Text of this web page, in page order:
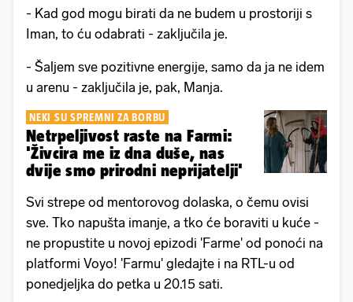
- Kad god mogu birati da ne budem u prostoriji s
Iman, to ću odabrati - zaključila je.
- Šaljem sve pozitivne energije, samo da ja ne idem
u arenu - zaključila je, pak, Manja.
NEKI SU SPREMNI ZA BORBU
Netrpeljivost raste na Farmi:
'Živcira me iz dna duše, nas
dvije smo prirodni neprijatelji'
Svi strepe od mentorovog dolaska, o čemu ovisi
sve. Tko napušta imanje, a tko će boraviti u kuće -
ne propustite u novoj epizodi 'Farme' od ponoći na
platformi Voyo! 'Farmu' gledajte i na RTL-u od
ponedjeljka do petka u 20.15 sati.